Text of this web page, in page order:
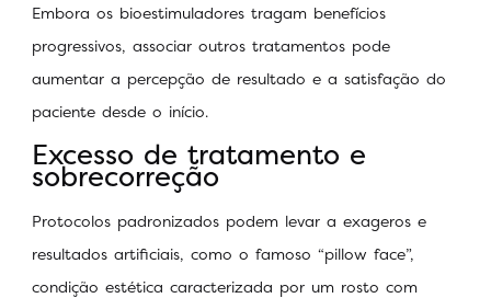
Embora os bioestimuladores tragam benefícios
progressivos, associar outros tratamentos pode
aumentar a percepção de resultado e a satisfação do
paciente desde o início.
Excesso de tratamento e
sobrecorreção
Protocolos padronizados podem levar a exageros e
resultados artificiais, como o famoso “pillow face”,
condição estética caracterizada por um rosto com